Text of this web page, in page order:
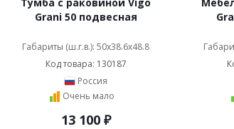
Grani 50 подвесная
Габариты (ш.г.в.): 50x38.6x48.8
Код товара: 130187
Россия
Очень мало
13 100₽